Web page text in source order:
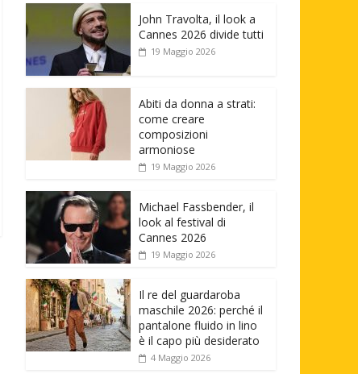
John Travolta, il look a
Cannes 2026 divide tutti
19 Maggio 2026
Abiti da donna a strati:
come creare
composizioni
armoniose
19 Maggio 2026
Michael Fassbender, il
look al festival di
Cannes 2026
19 Maggio 2026
Il re del guardaroba
maschile 2026: perché il
pantalone fluido in lino
è il capo più desiderato
4 Maggio 2026